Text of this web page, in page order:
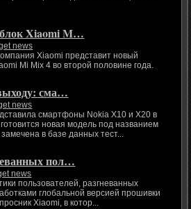
Xiaomi M…
news
Xiaomi представит новый
Mi Mix 4 во второй половине года.
сма…
news
смартфоны Nokia X10 и X20 в
новая модель под названием
в базе данных тест...
пол…
news
пользователей, разгневанных
глобальной версией прошивки
Xiaomi, в котор...